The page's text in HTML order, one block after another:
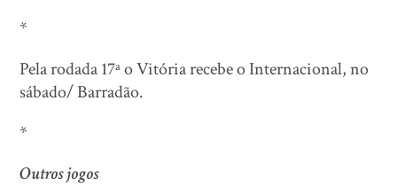
*
Pela rodada 17ª o Vitória recebe o Internacional, no
sábado/ Barradão.
*
Outros jogos